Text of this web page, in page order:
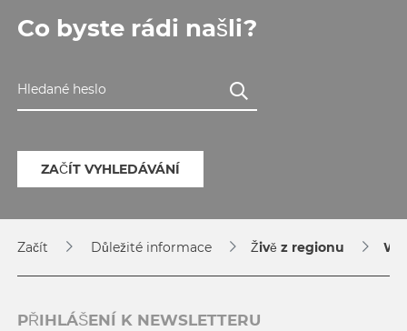
Co byste rádi našli?
Hledané heslo
ZAČÍT VYHLEDÁVÁNÍ
Začít Důležité informace Živě z regionu
PŘIHLÁŠENÍ K NEWSLETTERU